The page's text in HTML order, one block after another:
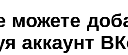
можете
аккаунт